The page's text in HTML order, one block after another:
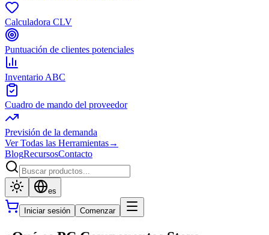
Calculadora CLV
Puntuación de clientes potenciales
Inventario ABC
Cuadro de mando del proveedor
Previsión de la demanda
Ver Todas las Herramientas→
BlogRecursosContacto
es
Iniciar sesión Comenzar